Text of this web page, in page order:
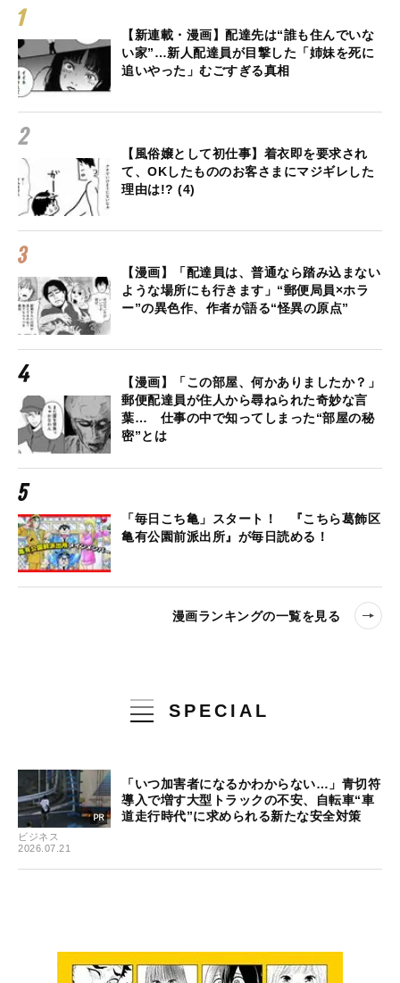
【新連載・漫画】配達先は“誰も住んでいな
い家”…新人配達員が目撃した「姉妹を死に
追いやった」むごすぎる真相
【風俗嬢として初仕事】着衣即を要求され
て、OKしたもののお客さまにマジギレした
理由は!? (4)
【漫画】「配達員は、普通なら踏み込まない
ような場所にも行きます」“郵便局員×ホラ
ー”の異色作、作者が語る“怪異の原点”
【漫画】「この部屋、何かありましたか？」
郵便配達員が住人から尋ねられた奇妙な言
葉… 仕事の中で知ってしまった“部屋の秘
密”とは
「毎日こち亀」スタート！ 『こちら葛飾区
亀有公園前派出所』が毎日読める！
漫画ランキングの一覧を見る
SPECIAL
ビジネス
2026.07.21
「いつ加害者になるかわからない…」青切符
導入で増す大型トラックの不安、自転車“車
道走行時代”に求められる新たな安全対策